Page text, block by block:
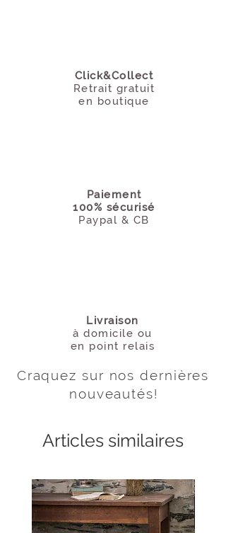
Click&Collect
Retrait gratuit
en boutique
Paiement
100% sécurisé
Paypal & CB
Livraison
à domicile ou
en point relais
Craquez sur nos dernières
nouveautés!
Articles similaires